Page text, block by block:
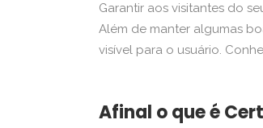
Garantir aos visitantes do
Além de manter algumas
visível para o usuário.
Afinal o que é